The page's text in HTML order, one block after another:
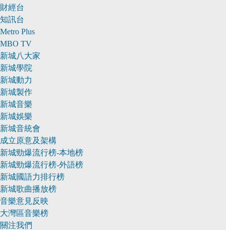
財經台
知訊台
Metro Plus
MBO TV
新城八大家
新城學院
新城動力
新城製作
新城音樂
新城娛樂
新城音統會
成立原意及架構
新城勁爆流行榜-本地榜
新城勁爆流行榜-外語榜
新城國語力排行榜
新城歌曲播放榜
音樂意見反映
大灣區音樂榜
關注我們